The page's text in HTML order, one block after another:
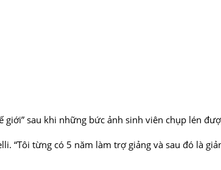
sau khi những bức ảnh sinh viên chụp lén
“Tôi từng có 5 năm làm trợ giảng và sau đó là